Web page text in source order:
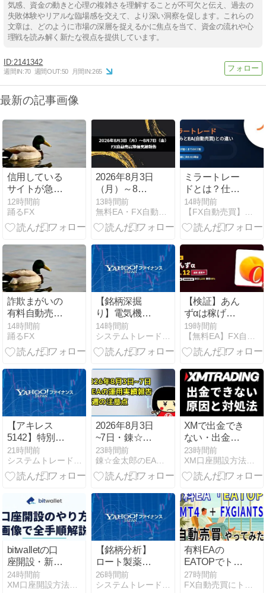
気感、資金の動きと心理の複雑さを理解することが不可欠と伝え、過去の
失敗体験やリアルな臨場感を交えて、より深い洞察を促します。これらの
文章は、どのように市場の深層を捉えるかに焦点を当て、資金の流れや心
理戦を読み解く新たな視点を提供しています。
2141342
週間IN:70 週間OUT:50 月間IN:265
最新の記事画像
信用している
サイトが急に
「スキャルが
おすすめ」と
言い出して、
ちがひっくり
返ったんじゃ
｜クソザコFX
12時間前
踊るFX
2026年8月3日
（月）～8月7
日（金）のFX
自動売買稼働
実績報告
13時間前
ミラートレー
ドとは？仕組
みとEA(自動
売買)との違
い・リスクを
14時間前
詐欺まがいの
有料自動売買
ツールに興味
があるんじゃ
ー｜クソザコ
14時間前
踊るFX
【銘柄深掘
り】電気機器
の潮流に乗る
か？PHCホー
ルディングス
り込むべき成
長エンジン
14時間前
【検証】あん
ずαは稼げ
る？勝率98%
でもPF1.12の
落とし穴を実
19時間前
【アキレス
5142】特別利
益による急騰
の構造分析！
短期投資家が
３つの視点
21時間前
2026年8月3日
~7日・錬☆金
太郎の無料配
布EA実績報
告・FX自動売
23時間前
錬☆金太郎のEA検証ブログ
XMで出金でき
ない・出金拒
否される原因
と対処法
【2026年最
ない時の確認
手順
23時間前
XM口座開設方法・キャッシュバック・ボーナスキャンペーン
bitwalletの口
座開設・新規
登録のやり方
【2026年最
24時間前
XM口座開設方法・キャッシュバック・ボーナスキャンペーン
【銘柄分析】
ロート製薬
（4527）：好
業績と円安恩
26時間前
有料EAの
EATOPでトレ
ードやってみ
た：第282日
27時間前